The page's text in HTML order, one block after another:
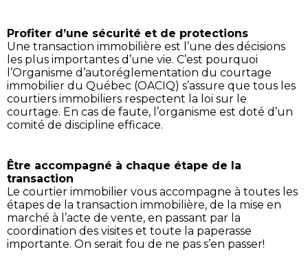
Profiter d’une sécurité et de protections
Une transaction immobilière est l’une des décisions
les plus importantes d’une vie. C’est pourquoi
l’Organisme d’autoréglementation du courtage
immobilier du Québec (OACIQ) s’assure que tous les
courtiers immobiliers respectent la loi sur le
courtage. En cas de faute, l’organisme est doté d’un
comité de discipline efficace.
Être accompagné à chaque étape de la
transaction
Le courtier immobilier vous accompagne à toutes les
étapes de la transaction immobilière, de la mise en
marché à l’acte de vente, en passant par la
coordination des visites et toute la paperasse
importante. On serait fou de ne pas s’en passer!